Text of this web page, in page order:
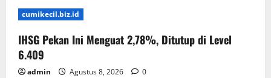
cumikecil.biz.id
IHSG Pekan Ini Menguat 2,78%, Ditutup di Level
6.409
admin Agustus 8, 2026 0